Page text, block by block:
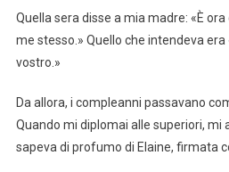
Quella sera disse a mia madre: «È
me stesso.» Quello che intendeva era
vostro.»
Da allora, i compleanni passavano
Quando mi diplomai alle superiori, mi
sapeva di profumo di Elaine, firmata